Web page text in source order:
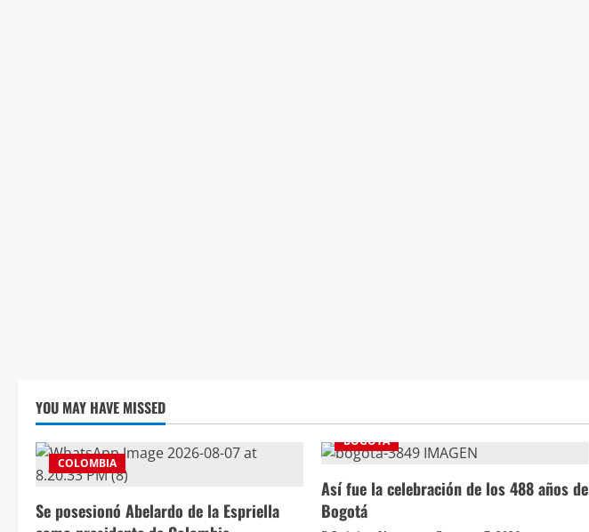
YOU MAY HAVE MISSED
COLOMBIA
Se posesionó Abelardo de la Espriella
BOGOTÁ
Así fue la celebración de los 488 años de
Bogotá